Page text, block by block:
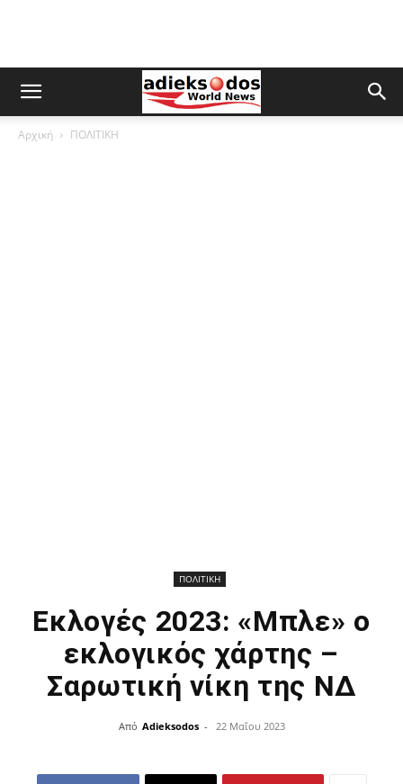
Αρχική ΠΟΛΙΤΙΚΗ
ΠΟΛΙΤΙΚΗ
Εκλογές 2023: «Μπλε» ο
εκλογικός χάρτης –
Σαρωτική νίκη της ΝΔ
Από Adieksodos - 22 Μαΐου 2023